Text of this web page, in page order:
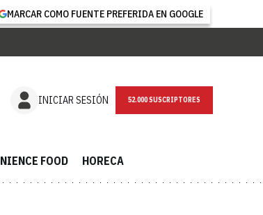
MARCAR COMO FUENTE PREFERIDA EN GOOGLE
INICIAR SESIÓN NEWSLETTER
FOOD HORECA